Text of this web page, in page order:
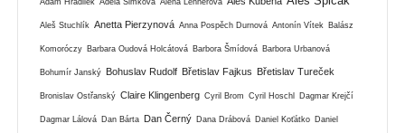
Aleš Stuchlík Anetta Pierzynová Anna Pospěch Durnová Antonín Vítek Balász
Komoróczy Barbara Oudová Holcátová Barbora Šmídová Barbora Urbanová
Bohumír Janský Bohuslav Rudolf Břetislav Fajkus Břetislav Tureček
Bronislav Ostřanský Claire Klingenberg Cyril Brom Cyril Hoschl Dagmar Krejčí
Dagmar Lálová Dan Bárta Dan Černý Dana Drábová Daniel Koťátko Daniel